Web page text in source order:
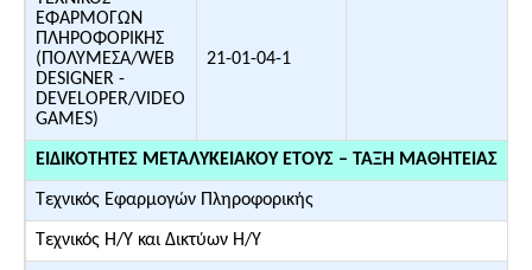
ΕΦΑΡΜΟΓΩΝ
ΠΛΗΡΟΦΟΡΙΚΗΣ
(ΠΟΛΥΜΕΣΑ/WEB
DESIGNER -
DEVELOPER/VIDEO
GAMES)
21-01-04-1
ΕΙΔΙΚΟΤΗΤΕΣ ΜΕΤΑΛΥΚΕΙΑΚΟΥ ΕΤΟΥΣ – ΤΑΞΗ ΜΑΘΗΤΕΙΑΣ
Τεχνικός Εφαρμογών Πληροφορικής
Τεχνικός Η/Υ και Δικτύων Η/Υ